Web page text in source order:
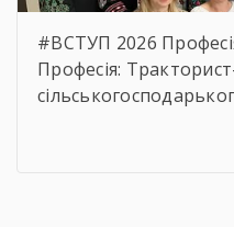
#ВСТУП 2026
Професія:
устаткування,